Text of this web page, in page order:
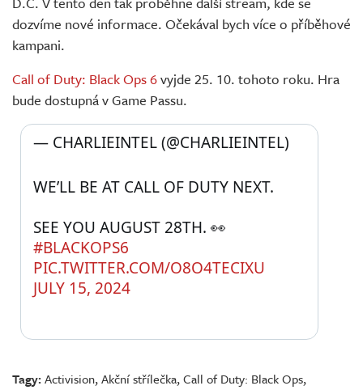
dozvíme nové informace. Očekával bych více o příběhové
kampani.
Call of Duty: Black Ops 6vyjde 25. 10. tohoto roku. Hra
bude dostupná v Game Passu.
WE’LL BE AT CALL OF DUTY NEXT.
#BLACKOPS6
PIC.TWITTER.COM/O8O4TECIXU
— CHARLIEINTEL (@CHARLIEINTEL)
JULY 15, 2024
Tagy:Activision,Akční střílečka,Call of Duty: Black Ops,